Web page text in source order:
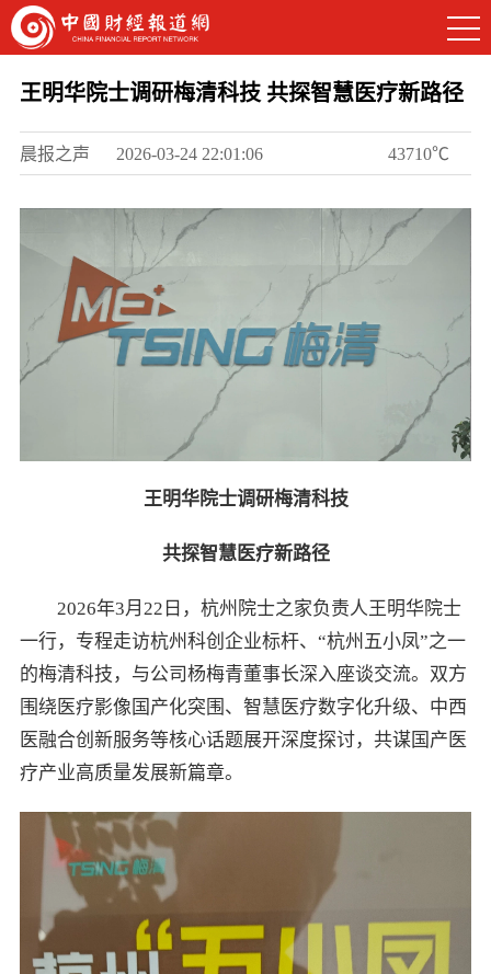
王明华院士调研梅清科技 共探智慧医疗新路径
晨报之声 2026-03-24 22:01:06 43710℃
王明华院士调研梅清科技
共探智慧医疗新路径
2026年3月22日，杭州院士之家负责人王明华院士
一行，专程走访杭州科创企业标杆、“杭州五小凤”之一
的梅清科技，与公司杨梅青董事长深入座谈交流。双方
围绕医疗影像国产化突围、智慧医疗数字化升级、中西
医融合创新服务等核心话题展开深度探讨，共谋国产医
疗产业高质量发展新篇章。